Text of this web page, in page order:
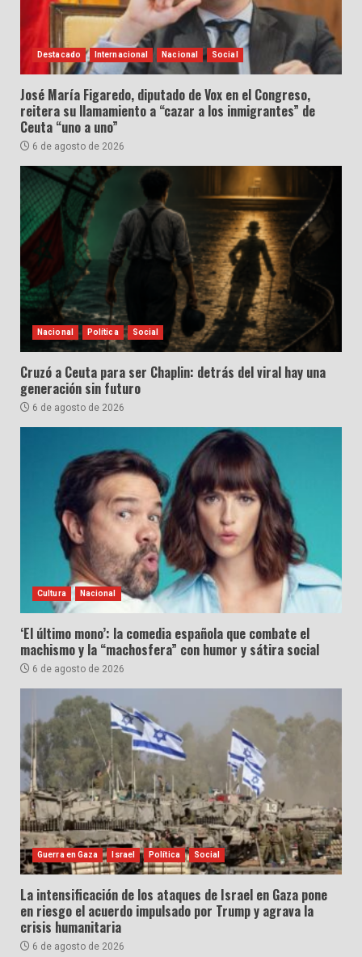
Destacado Internacional Nacional Social
José María Figaredo, diputado de Vox en el Congreso,
reitera su llamamiento a “cazar a los inmigrantes” de
Ceuta “uno a uno”
6 de agosto de 2026
Nacional Política Social
Cruzó a Ceuta para ser Chaplin: detrás del viral hay una
generación sin futuro
6 de agosto de 2026
Cultura Nacional
‘El último mono’: la comedia española que combate el
machismo y la “machosfera” con humor y sátira social
6 de agosto de 2026
Guerra en Gaza Israel Política Social
La intensificación de los ataques de Israel en Gaza pone
en riesgo el acuerdo impulsado por Trump y agrava la
crisis humanitaria
6 de agosto de 2026